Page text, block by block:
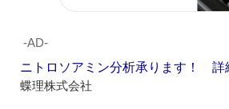
‐AD‐
ニトロソアミン分析承ります！ 詳
蝶理株式会社